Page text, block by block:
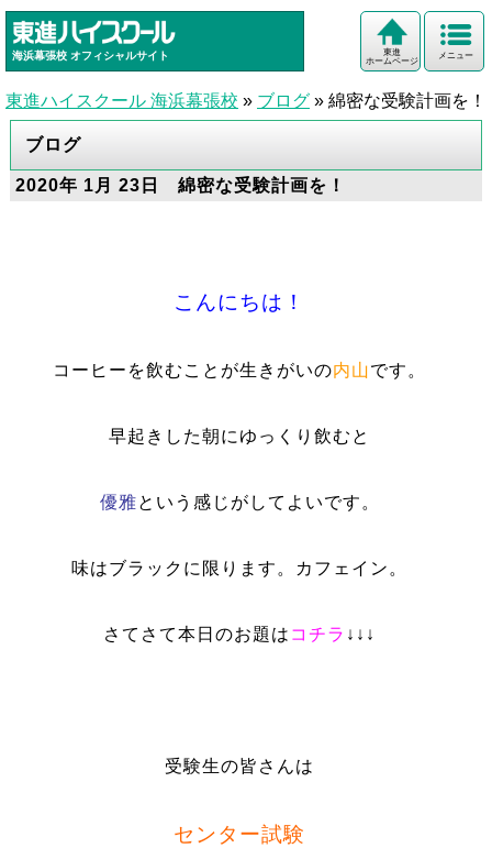
海浜幕張校 オフィシャルサイト メニュー
東進
ホームページ
東進ハイスクール 海浜幕張校 » ブログ » 綿密な受験計画を！
ブログ
2020年 1月 23日 綿密な受験計画を！
こんにちは！
コーヒーを飲むことが生きがいの内山です。
早起きした朝にゆっくり飲むと
優雅という感じがしてよいです。
味はブラック に限ります。カフェイン。
さてさて本日のお題は コチラ ↓↓↓
受験生の皆さんは
センター試験